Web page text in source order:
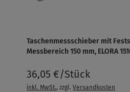
Taschenmessschieber mit
Messbereich 150 mm, ELORA
36,05 €/Stück
inkl. MwSt., zzgl.Versandkosten